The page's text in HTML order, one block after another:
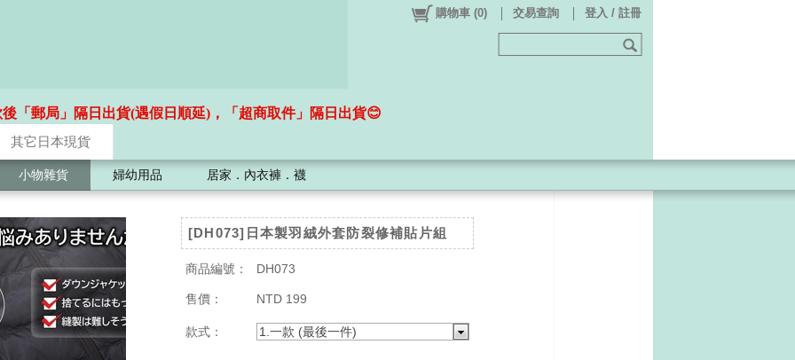
其它日本現貨
購物車 (0) 交易查詢 登入 / 註冊
「郵局」隔日出貨(遇假日順延)，「超商取件」隔日出貨😊
小物雜貨 婦幼用品 居家．內衣褲．襪
[DH073]日本製羽絨外套防裂修補貼片組
商品編號： DH073
售價： NTD 199
款式： 1.一款 (最後一件)